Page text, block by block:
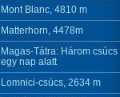
Mont Blanc, 4810 m
Matterhorn, 4478m
Magas-Tátra: Három csúcs
egy nap alatt
Lomnici-csúcs, 2634 m